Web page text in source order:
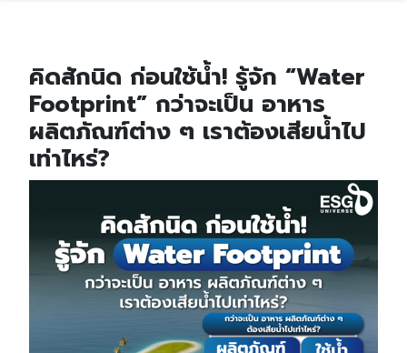
คิดสักนิด ก่อนใช้น้ำ! รู้จัก “Water
Footprint” กว่าจะเป็น อาหาร
ผลิตภัณฑ์ต่าง ๆ เราต้องเสียน้ำไป
เท่าไหร่?